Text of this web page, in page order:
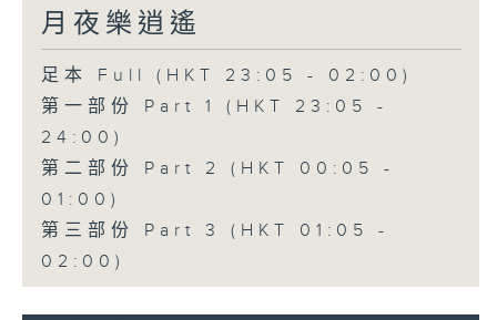
月夜樂逍遙
足本 Full (HKT 23:05 - 02:00)
第一部份 Part 1 (HKT 23:05 -
24:00)
第二部份 Part 2 (HKT 00:05 -
01:00)
第三部份 Part 3 (HKT 01:05 -
02:00)